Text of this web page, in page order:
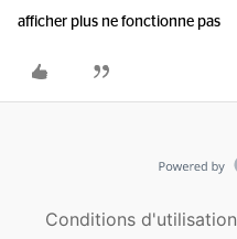
afficher plus ne fonctionne pas
Conditions d'utilisation